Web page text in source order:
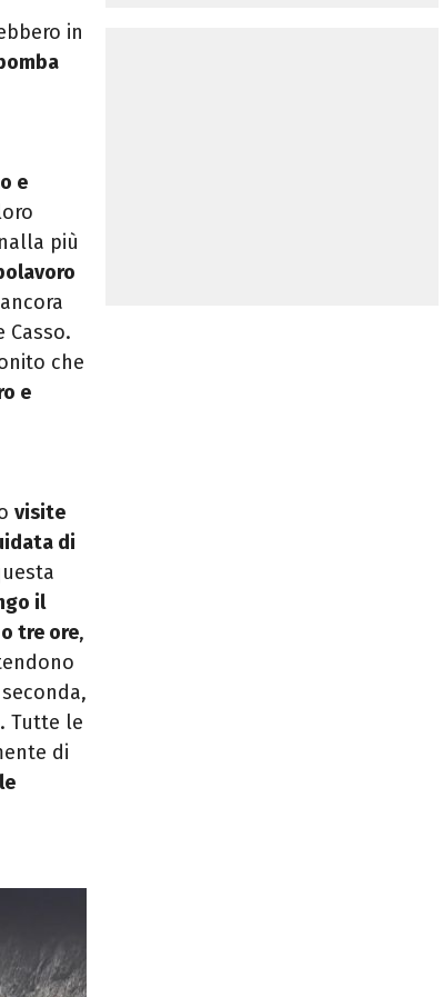
in
e
più
Casso.
che
e
visite
di
il
tre ore,
. Tutte le
di